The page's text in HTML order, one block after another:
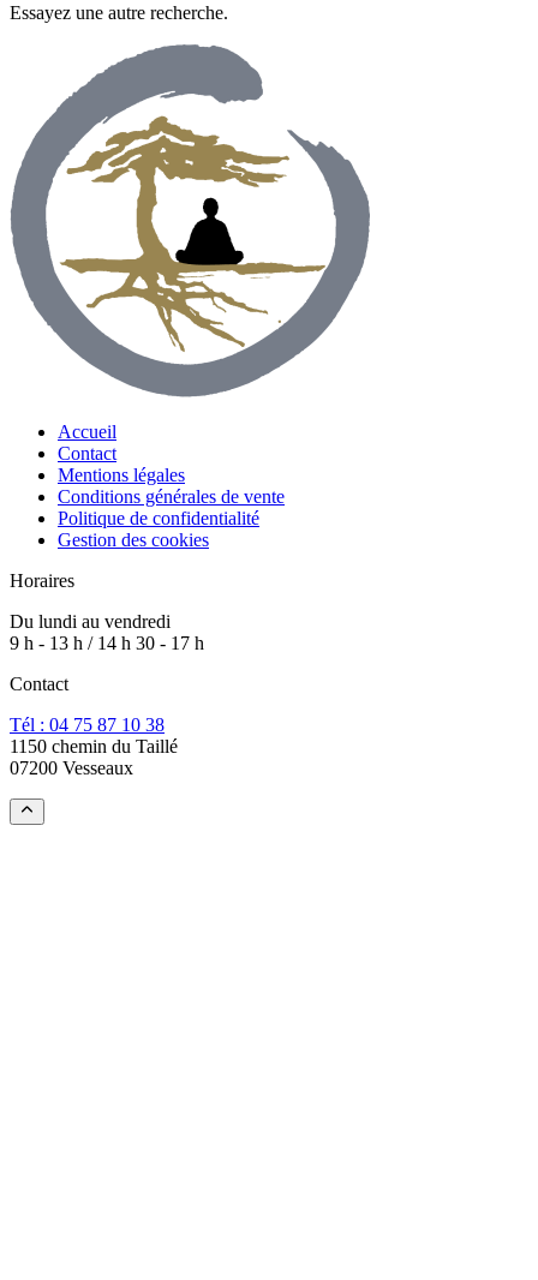
Essayez une autre recherche.
Accueil
Contact
Mentions légales
Conditions générales de vente
Politique de confidentialité
Gestion des cookies
Horaires
Du lundi au vendredi
9 h - 13 h / 14 h 30 - 17 h
Contact
Tél : 04 75 87 10 38
1150 chemin du Taillé
07200 Vesseaux